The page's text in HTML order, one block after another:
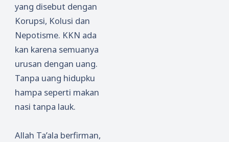
yang disebut dengan
Korupsi, Kolusi dan
Nepotisme. KKN ada
kan karena semuanya
urusan dengan uang.
Tanpa uang hidupku
hampa seperti makan
nasi tanpa lauk.
Allah Ta’ala berfirman,